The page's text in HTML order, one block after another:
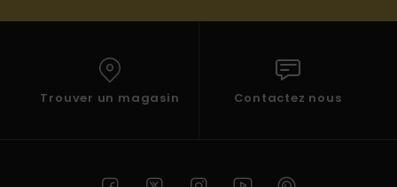
Trouver un magasin Contactez nous